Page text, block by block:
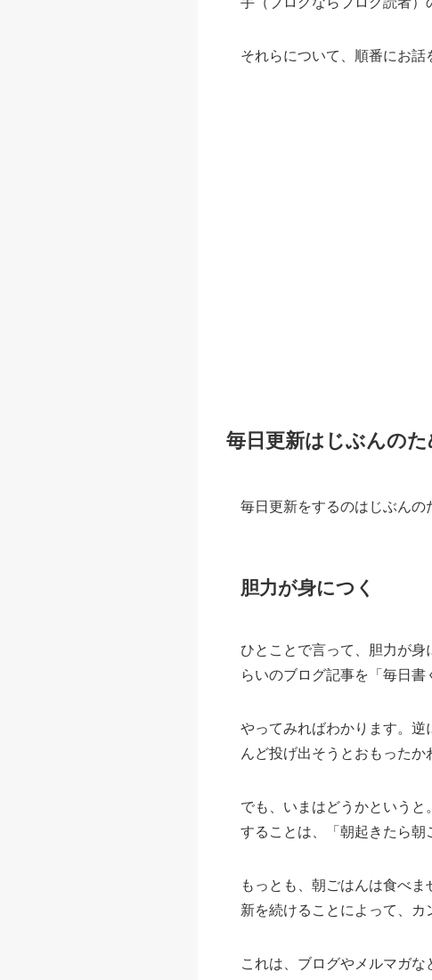
それらについて、順番にお話
毎日更新はじぶんのた
毎日更新をするのはじぶんの
胆力が身につく
ひとことで言って、胆力が
らいのブログ記事を「毎日書
やってみればわかります。
んど投げ出そうとおもったか
でも、いまはどうかという
することは、「朝起きたら朝
もっとも、朝ごはんは食べ
新を続けることによって、カ
これは、ブログやメルマガ